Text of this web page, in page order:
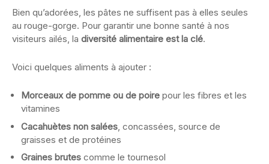
Bien qu’adorées, les pâtes ne suffisent pas à elles seules
au rouge-gorge. Pour garantir une bonne santé à nos
visiteurs ailés, la diversité alimentaire est la clé.
Voici quelques aliments à ajouter :
Morceaux de pomme ou de poire pour les fibres et les
vitamines
Cacahuètes non salées , concassées, source de
graisses et de protéines
Graines brutes comme le tournesol